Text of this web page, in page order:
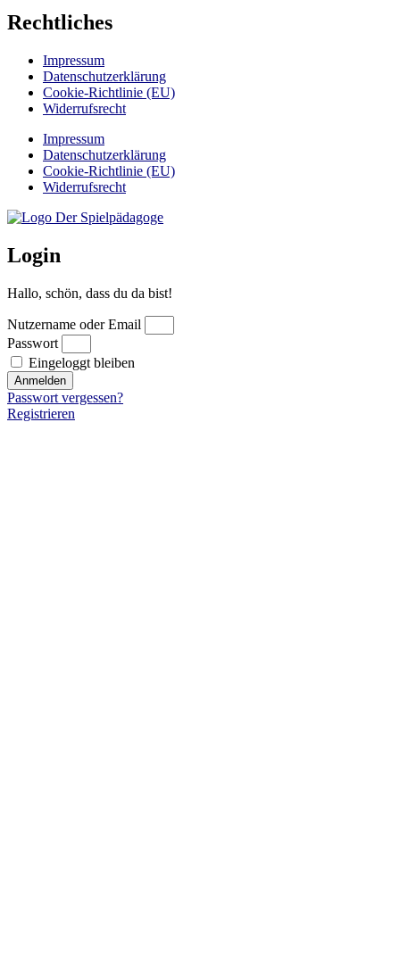
Rechtliches
Impressum
Datenschutzerklärung
Cookie-Richtlinie (EU)
Widerrufsrecht
Impressum
Datenschutzerklärung
Cookie-Richtlinie (EU)
Widerrufsrecht
Login
Hallo, schön, dass du da bist!
Nutzername oder Email
Passwort
Eingeloggt bleiben
Anmelden
Passwort vergessen?
Registrieren